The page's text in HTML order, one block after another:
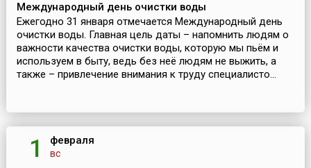
Международный день очистки воды
Ежегодно 31 января отмечается Международный день
очистки воды. Главная цель даты – напомнить людям о
важности качества очистки воды, которую мы пьём и
используем в быту, ведь без неё людям не выжить, а
также – привлечение внимания к труду специалисто...
1 февраля
вс